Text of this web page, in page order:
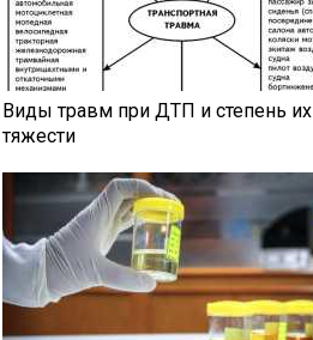
Виды травм при ДТП и степень их
тяжести